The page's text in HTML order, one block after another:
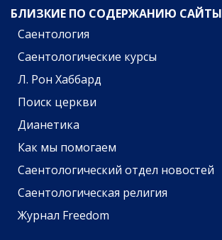
БЛИЗКИЕ ПО СОДЕРЖАНИЮ САЙТЫ
Саентология
Саентологические курсы
Л. Рон Хаббард
Поиск церкви
Дианетика
Как мы помогаем
Саентологический отдел новостей
Саентологическая религия
Журнал Freedom